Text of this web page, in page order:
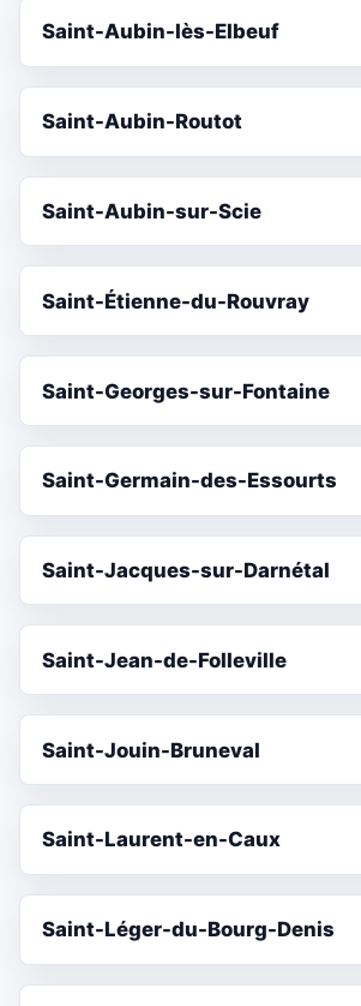
Saint-Aubin-lès-Elbeuf
Saint-Aubin-Routot
Saint-Aubin-sur-Scie
Saint-Étienne-du-Rouvray
Saint-Georges-sur-Fontaine
Saint-Germain-des-Essourts
Saint-Jacques-sur-Darnétal
Saint-Jean-de-Folleville
Saint-Jouin-Bruneval
Saint-Laurent-en-Caux
Saint-Léger-du-Bourg-Denis